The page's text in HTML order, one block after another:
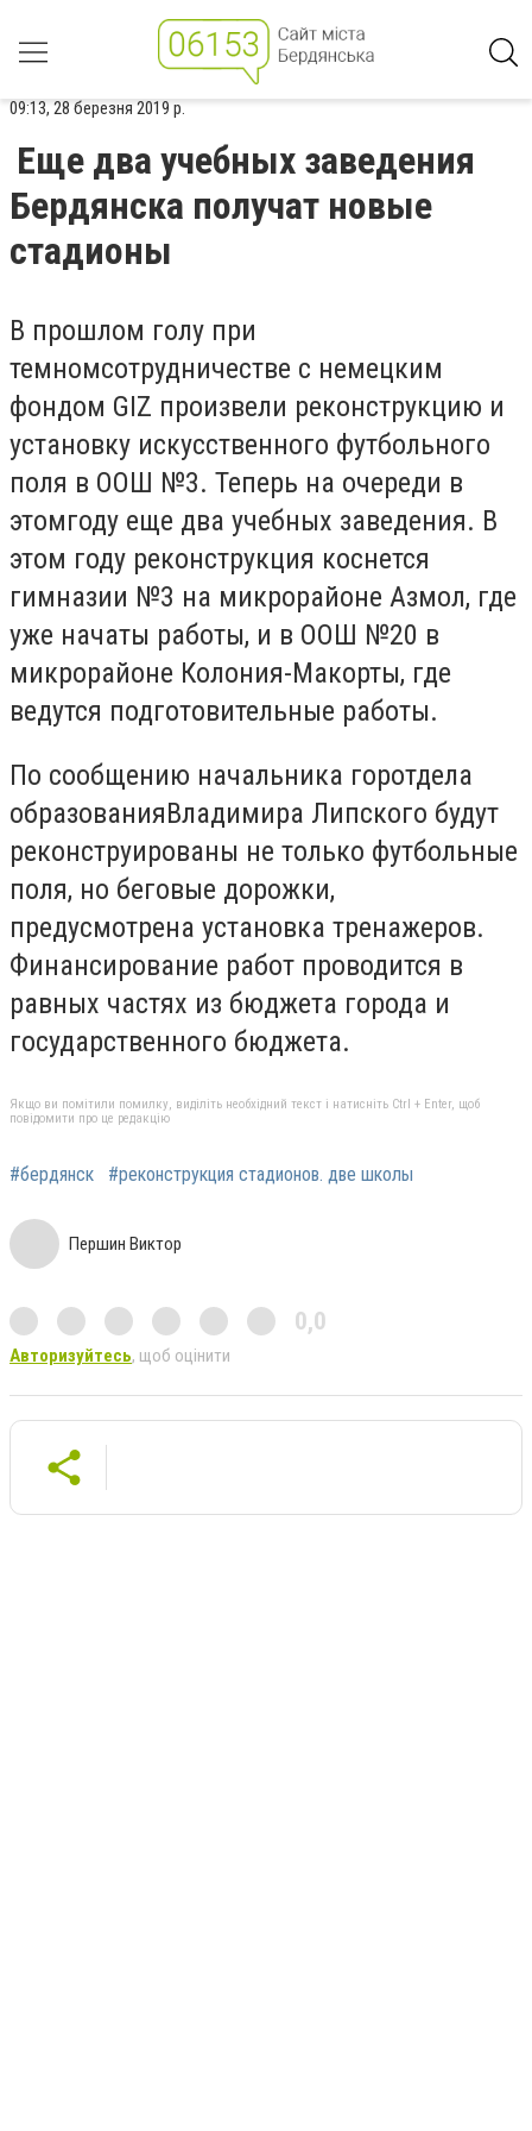
09:13, 28 березня 2019 р.
Еще два учебных заведения
Бердянска получат новые
стадионы
В прошлом голу при
темномсотрудничестве с немецким
фондом GIZ произвели реконструкцию и
установку искусственного футбольного
поля в ООШ №3. Теперь на очереди в
этомгоду еще два учебных заведения. В
этом году реконструкция коснется
гимназии №3 на микрорайоне Азмол, где
уже начаты работы, и в ООШ №20 в
микрорайоне Колония-Макорты, где
ведутся подготовительные работы.
По сообщению начальника горотдела
образованияВладимира Липского будут
реконструированы не только футбольные
поля, но беговые дорожки,
предусмотрена установка тренажеров.
Финансирование работ проводится в
равных частях из бюджета города и
государственного бюджета.
Якщо ви помітили помилку, виділіть необхідний текст і натисніть Ctrl + Enter, щоб
повідомити про це редакцію
#бердянск #реконструкция стадионов. две школы
Першин Виктор
0,0
Авторизуйтесь, щоб оцінити